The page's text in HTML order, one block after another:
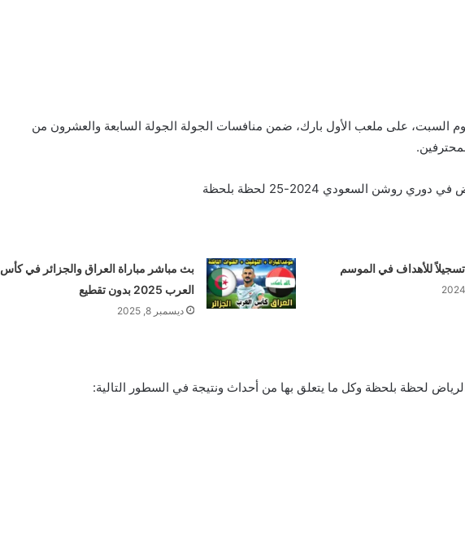
السبت، على ملعب الأول بارك، ضمن منافسات الجولة الجولة السابعة والعشرون من
روشن السعودي 2024-25 لحظة بلحظة
تسجيلاً للأهداف في الموسم
بث مباشر مباراة العراق والجزائر في كأس
العرب 2025 بدون تقطيع
ديسمبر 8, 2025
لحظة بلحظة وكل ما يتعلق بها من أحداث ونتيجة في السطور التالية: